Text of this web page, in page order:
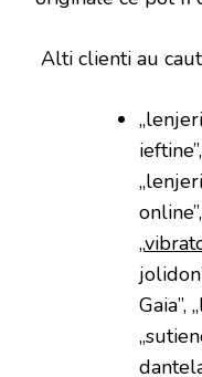
Alti clienti au
„
Gaia”,